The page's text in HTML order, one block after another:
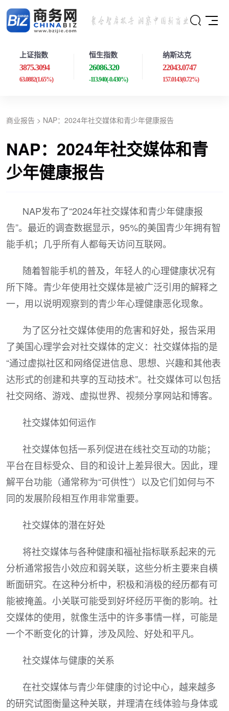
上证指数
3875.3094
63.0882(1.65%)
恒生指数
26086.320
-113.940(-0.430%)
纳斯达克
22043.0747
157.0143(0.72%)
商业报告 > NAP：2024年社交媒体和青少年健康报告
NAP：2024年社交媒体和青
少年健康报告
NAP发布了“2024年社交媒体和青少年健康报
告”。最近的调查数据显示，95%的美国青少年拥有智
能手机；几乎所有人都每天访问互联网。
随着智能手机的普及，年轻人的心理健康状况有
所下降。青少年使用社交媒体是被广泛引用的解释之
一，用以说明观察到的青少年心理健康恶化现象。
为了区分社交媒体使用的危害和好处，报告采用
了美国心理学会对社交媒体的定义：社交媒体指的是
“通过虚拟社区和网络促进信息、思想、兴趣和其他表
达形式的创建和共享的互动技术”。社交媒体可以包括
社交网络、游戏、虚拟世界、视频分享网站和博客。
社交媒体如何运作
社交媒体包括一系列促进在线社交互动的功能；
平台在目标受众、目的和设计上差异很大。因此，理
解平台功能（通常称为“可供性”）以及它们如何与不
同的发展阶段相互作用非常重要。
社交媒体的潜在好处
将社交媒体与各种健康和福祉指标联系起来的元
分析通常报告小效应和弱关联，这些分析主要来自横
断面研究。在这种分析中，积极和消极的经历都有可
能被掩盖。小关联可能受到好坏经历平衡的影响。社
交媒体的使用，就像生活中的许多事情一样，可能是
一个不断变化的计算，涉及风险、好处和平凡。
社交媒体与健康的关系
在社交媒体与青少年健康的讨论中心，越来越多
的研究试图衡量这种关联，并理清在线体验与身体或